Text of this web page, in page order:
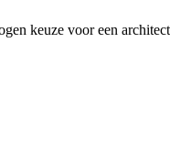
keuze voor een